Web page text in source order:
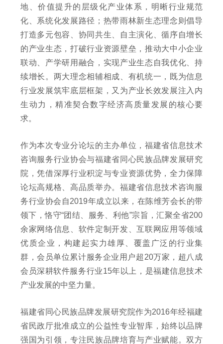
地、价值提升的层级化产业体系，明晰行业规范
化、系统化发展路径；热带雨林新生态理念则倡导
打造多元包容、协同共生、自主演化、循序自增长
的产业生态，打破行业资源壁垒，推动大中小企业
联动、产学研用融合，实现产业生态自我优化、持
续增长。两大理念相辅相成、有机统一，既为信息
行业发展筑牢底层框架，又为产业长效发展注入内
生动力，精准契合数字经济高质量发展的核心要
求。
作为本次专业分论坛的主办单位，福建省信息技术
咨询服务行业协会与福建省同心民族品牌发展研究
院，凭借深厚行业积淀与专业资源优势，全力保障
论坛高规格、高品质举办。福建省信息技术咨询服
务行业协会自2019年成立以来，在陈维芳会长的带
领下，恪守“团结、服务、利他”宗旨，汇聚全省200
余家网络信息、软件定制开发、互联网应用等领域
优质企业，构建起实力雄厚、覆盖广泛的行业集
群，会员单位累计服务企业用户超20万家，超八成
会员深耕软件服务行业15年以上，是福建信息技术
产业发展的中坚力量。
福建省同心民族品牌发展研究院作为2016年经福建
省民政厅批准成立的公益性专业智库，始终以品牌
强国为引领，专注民族品牌培育与产业赋能。双方